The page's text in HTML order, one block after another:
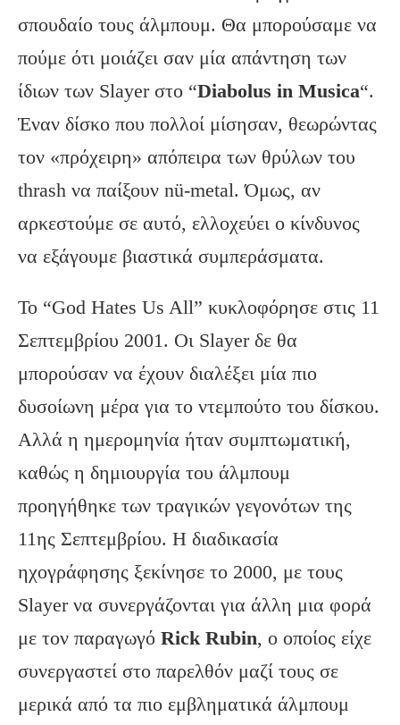
σπουδαίο τους άλμπουμ. Θα μπορούσαμε να
πούμε ότι μοιάζει σαν μία απάντηση των
ίδιων των Slayer στο “Diabolus in Musica“.
Έναν δίσκο που πολλοί μίσησαν, θεωρώντας
τον «πρόχειρη» απόπειρα των θρύλων του
thrash να παίξουν nü-metal. Όμως, αν
αρκεστούμε σε αυτό, ελλοχεύει ο κίνδυνος
να εξάγουμε βιαστικά συμπεράσματα.
Το “God Hates Us All” κυκλοφόρησε στις 11
Σεπτεμβρίου 2001. Οι Slayer δε θα
μπορούσαν να έχουν διαλέξει μία πιο
δυσοίωνη μέρα για το ντεμπούτο του δίσκου.
Αλλά η ημερομηνία ήταν συμπτωματική,
καθώς η δημιουργία του άλμπουμ
προηγήθηκε των τραγικών γεγονότων της
11ης Σεπτεμβρίου. Η διαδικασία
ηχογράφησης ξεκίνησε το 2000, με τους
Slayer να συνεργάζονται για άλλη μια φορά
με τον παραγωγό Rick Rubin, ο οποίος είχε
συνεργαστεί στο παρελθόν μαζί τους σε
μερικά από τα πιο εμβληματικά άλμπουμ